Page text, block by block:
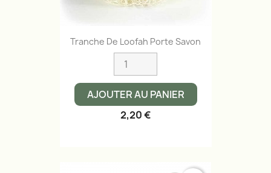
Tranche De Loofah Porte Savon
AJOUTER AU PANIER
2,20 €